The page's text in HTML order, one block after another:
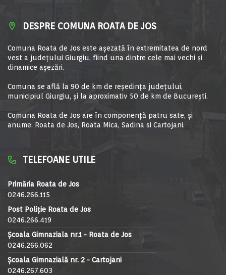
DESPRE COMUNA ROATA DE JOS
Comuna Roata de Jos este aşezată în extremitatea de nord
vest a judeţului Giurgiu, fiind una dintre cele mai vechi şi
dinamice aşezări.
Comuna se află la 90 de km de reşedinţa judeţului,
municipiul Giurgiu, şi la aproximativ 50 de km de Bucureşti.
Comuna Roata de Jos are în componență patru sate, și
anume: Roata de Jos, Roata Mica, Sadina si Cartojani.
TELEFOANE UTILE
Primăria Roata de Jos
0246.266.115
Post Poliție Roata de Jos
0246.266.419
Școala Gimnaziala nr.1 - Roata de Jos
0246.266.062
Școala Gimnazială nr. 2 - Cartojani
0246.267.603